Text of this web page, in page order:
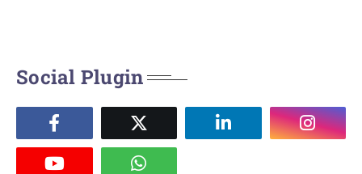
Social Plugin